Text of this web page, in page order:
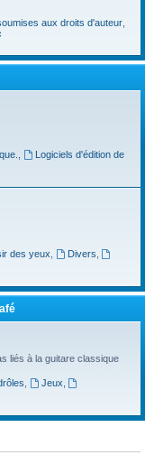
aux droits d'auteur,
Logiciels d'édition de
des yeux Divers
liés à la guitare classique
Jeux